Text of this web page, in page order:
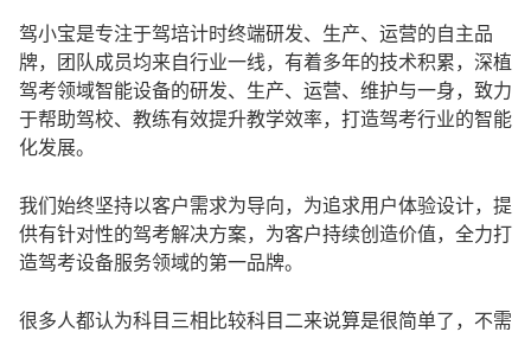
驾小宝是专注于驾培计时终端研发、生产、运营的自主品
牌，团队成员均来自行业一线，有着多年的技术积累，深植
驾考领域智能设备的研发、生产、运营、维护与一身，致力
于帮助驾校、教练有效提升教学效率，打造驾考行业的智能
化发展。
我们始终坚持以客户需求为导向，为追求用户体验设计，提
供有针对性的驾考解决方案，为客户持续创造价值，全力打
造驾考设备服务领域的第一品牌。
很多人都认为科目三相比较科目二来说算是很简单了，不需